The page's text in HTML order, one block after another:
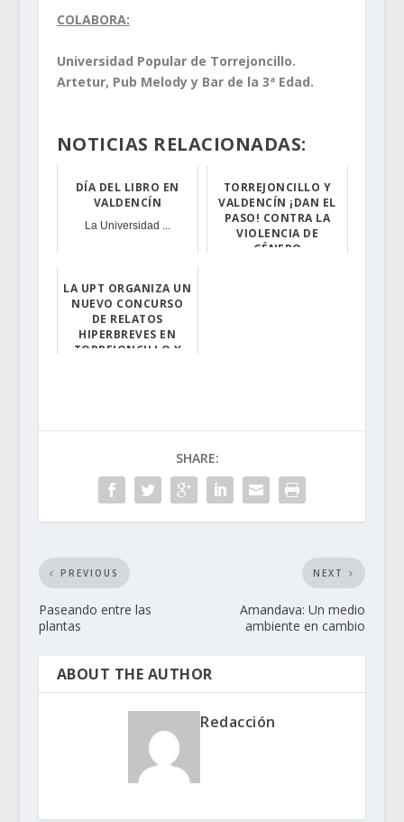
COLABORA:
Universidad Popular de Torrejoncillo.
Artetur, Pub Melody y Bar de la 3ª Edad.
NOTICIAS RELACIONADAS:
DÍA DEL LIBRO EN
VALDENCÍN
La Universidad ...
TORREJONCILLO Y
VALDENCÍN ¡DAN EL
PASO! CONTRA LA
VIOLENCIA DE
GÉNERO
LA UPT ORGANIZA UN
NUEVO CONCURSO
DE RELATOS
HIPERBREVES EN
TORREJONCILLO Y
SHARE:
PREVIOUS
Paseando entre las
plantas
NEXT
Amandava: Un medio
ambiente en cambio
ABOUT THE AUTHOR
Redacción